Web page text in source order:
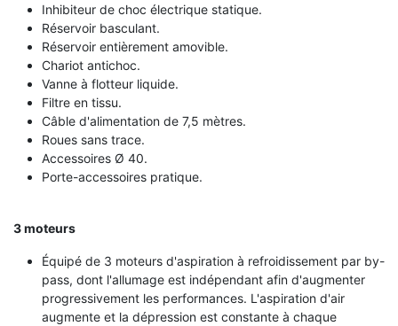
Inhibiteur de choc électrique statique.
Réservoir basculant.
Réservoir entièrement amovible.
Chariot antichoc.
Vanne à flotteur liquide.
Filtre en tissu.
Câble d'alimentation de 7,5 mètres.
Roues sans trace.
Accessoires Ø 40.
Porte-accessoires pratique.
3 moteurs
Équipé de 3 moteurs d'aspiration à refroidissement par by-
pass, dont l'allumage est indépendant afin d'augmenter
progressivement les performances. L'aspiration d'air
augmente et la dépression est constante à chaque